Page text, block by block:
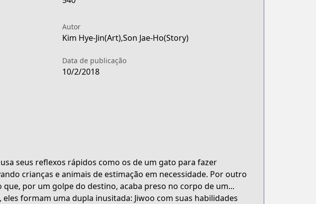
Autor
Kim Hye-Jin(Art),Son Jae-Ho(Story)
Data de publicação
10/2/2018
seus reflexos rápidos como os de um gato para fazer
crianças e animais de estimação em necessidade. Por outro
por um golpe do destino, acaba preso no corpo de um...
formam uma dupla inusitada: Jiwoo com suas habilidades